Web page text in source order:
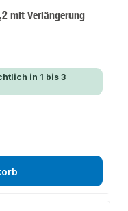
mit Verlängerung
in 1 bis 3